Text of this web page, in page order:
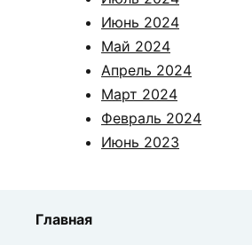
Июнь 2024
Май 2024
Апрель 2024
Март 2024
Февраль 2024
Июнь 2023
Главная